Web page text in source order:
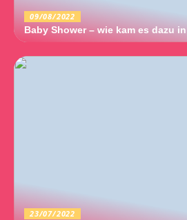
09/08/2022
Baby Shower – wie kam es dazu
23/07/2022